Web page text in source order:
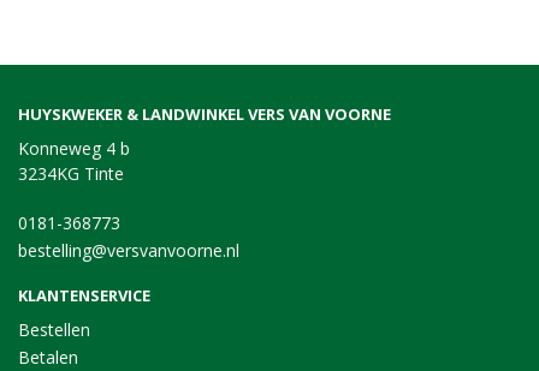
HUYSKWEKER & LANDWINKEL VERS VAN VOORNE
Konneweg 4 b
3234KG Tinte
0181-368773
bestelling@versvanvoorne.nl
KLANTENSERVICE
Bestellen
Betalen